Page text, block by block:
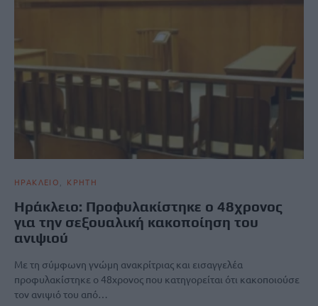
ΗΡΑΚΛΕΙΟ ΚΡΗΤΗ
Ηράκλειο: Προφυλακίστηκε ο 48χρονος
για την σεξουαλική κακοποίηση του
ανιψιού
Με τη σύμφωνη γνώμη ανακρίτριας και εισαγγελέα
προφυλακίστηκε ο 48χρονος που κατηγορείται ότι κακοποιούσε
τον ανιψιό του από…